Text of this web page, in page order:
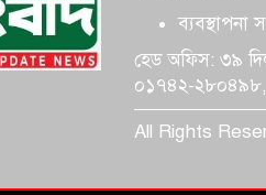
হেড অফিস: ৩৯
০১৭৪২-
All Rights